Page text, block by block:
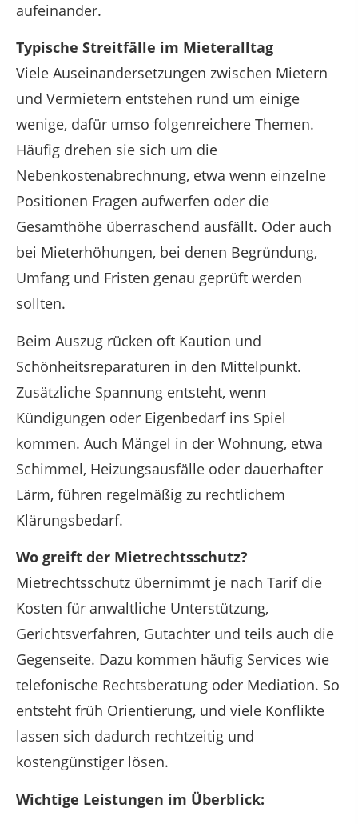
aufeinander.
Typische Streitfälle im Mieteralltag
Viele Auseinandersetzungen zwischen Mietern
und Vermietern entstehen rund um einige
wenige, dafür umso folgenreichere Themen.
Häufig drehen sie sich um die
Nebenkostenabrechnung, etwa wenn einzelne
Positionen Fragen aufwerfen oder die
Gesamthöhe überraschend ausfällt. Oder auch
bei Mieterhöhungen, bei denen Begründung,
Umfang und Fristen genau geprüft werden
sollten.
Beim Auszug rücken oft Kaution und
Schönheitsreparaturen in den Mittelpunkt.
Zusätzliche Spannung entsteht, wenn
Kündigungen oder Eigenbedarf ins Spiel
kommen. Auch Mängel in der Wohnung, etwa
Schimmel, Heizungsausfälle oder dauerhafter
Lärm, führen regelmäßig zu rechtlichem
Klärungsbedarf.
Wo greift der Mietrechtsschutz?
Mietrechtsschutz übernimmt je nach Tarif die
Kosten für anwaltliche Unterstützung,
Gerichtsverfahren, Gutachter und teils auch die
Gegenseite. Dazu kommen häufig Services wie
telefonische Rechtsberatung oder Mediation. So
entsteht früh Orientierung, und viele Konflikte
lassen sich dadurch rechtzeitig und
kostengünstiger lösen.
Wichtige Leistungen im Überblick: